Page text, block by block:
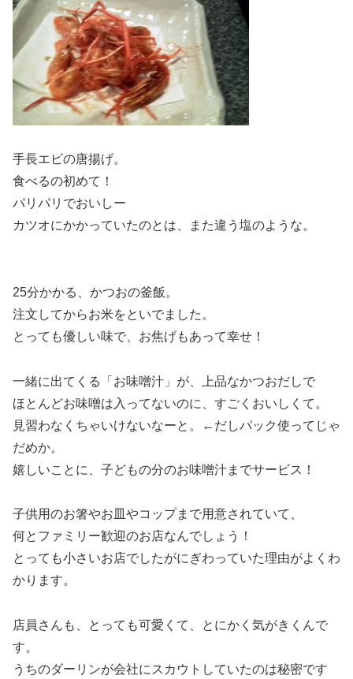
手長エビの唐揚げ。
食べるの初めて！
パリパリでおいしー
カツオにかかっていたのとは、また違う塩のような。
25分かかる、かつおの釜飯。
注文してからお米をといでました。
とっても優しい味で、お焦げもあって幸せ！
一緒に出てくる「お味噌汁」が、上品なかつおだしで
ほとんどお味噌は入ってないのに、すごくおいしくて。
見習わなくちゃいけないなーと。←だしパック使ってじゃ
だめか。
嬉しいことに、子どもの分のお味噌汁までサービス！
子供用のお箸やお皿やコップまで用意されていて、
何とファミリー歓迎のお店なんでしょう！
とっても小さいお店でしたがにぎわっていた理由がよくわ
かります。
店員さんも、とっても可愛くて、とにかく気がきくんで
す。
うちのダーリンが会社にスカウトしていたのは秘密です